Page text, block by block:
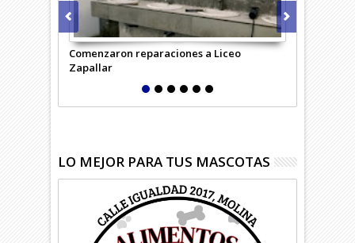
Comenzaron reparaciones a Liceo
Zapallar
LO MEJOR PARA TUS MASCOTAS